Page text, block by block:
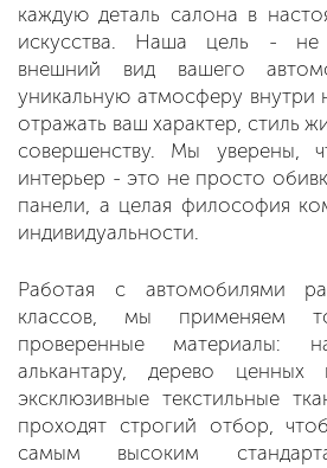
каждую деталь салона в
искусства. Наша цель - не
внешний вид вашего
уникальную атмосферу внутри
отражать ваш характер, стиль
совершенству. Мы уверены,
интерьер - это не просто
панели, а целая философия
индивидуальности.
Работая с автомобилями
классов, мы применяем
проверенные материалы:
алькантару, дерево
эксклюзивные текстильные
проходят строгий отбор,
самым высоким